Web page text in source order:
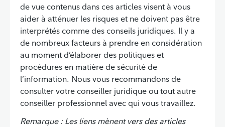
de vue contenus dans ces articles visent à vous
aider à atténuer les risques et ne doivent pas être
interprétés comme des conseils juridiques. Il y a
de nombreux facteurs à prendre en considération
au moment d’élaborer des politiques et
procédures en matière de sécurité de
l’information. Nous vous recommandons de
consulter votre conseiller juridique ou tout autre
conseiller professionnel avec qui vous travaillez.
Remarque : Les liens mènent vers des articles